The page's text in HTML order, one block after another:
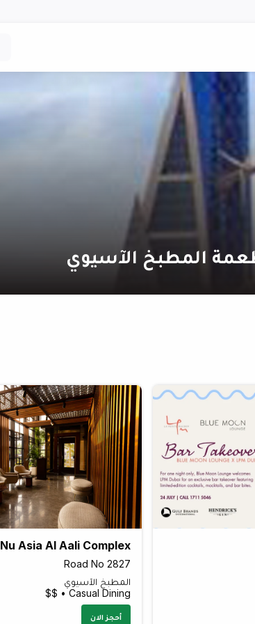
المطبخ الآسيوي
Nu Asia Al Aali Complex
Road No 2827
المطبخ الآسيوي
Casual Dining • $$
أحجز الان